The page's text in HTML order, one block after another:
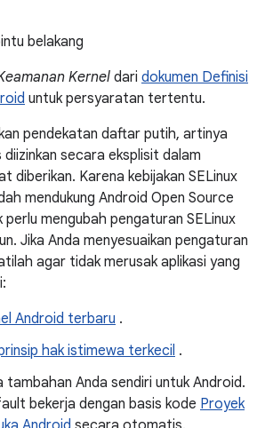
belakang
Kernel dari dokumen Definisi
untuk persyaratan tertentu.
pendekatan daftar putih, artinya
secara eksplisit dalam
diberikan. Karena kebijakan SELinux
mendukung Android Open Source
mengubah pengaturan SELinux
Jika Anda menyesuaikan pengaturan
agar tidak merusak aplikasi yang
Android terbaru .
hak istimewa terkecil .
tambahan Anda sendiri untuk Android.
bekerja dengan basis kode Proyek